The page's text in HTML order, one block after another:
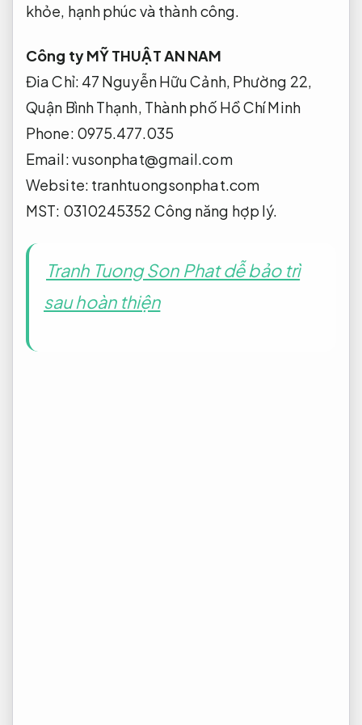
khỏe, hạnh phúc và thành công.
Công ty MỸ THUẬT AN NAM
Đia Chỉ: 47 Nguyễn Hữu Cảnh, Phường 22,
Quận Bình Thạnh, Thành phố Hồ Chí Minh
Phone: 0975.477.035
Email:vusonphat@gmail.com
Website: tranhtuongsonphat.com
MST: 0310245352 Công năng hợp lý.
Tranh Tuong Son Phat dễ bảo trì
sau hoàn thiện